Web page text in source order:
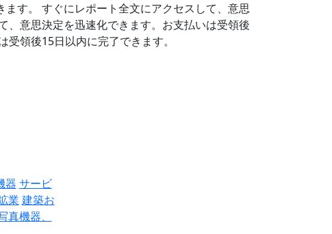
す。
すぐにレポート全文にアクセスして、意思
、意思決定を迅速化できます。お支払いは受領後
領後15日以内に完了できます。
器 サービ
業 建築お
真機器、